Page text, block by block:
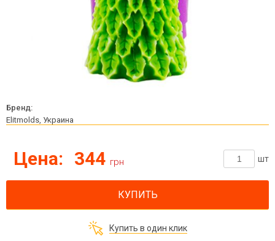
Бренд:
Elitmolds, Украина
Цена: 344 грн шт
КУПИТЬ
Купить в один клик